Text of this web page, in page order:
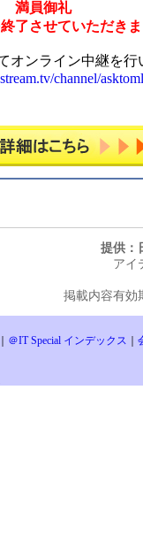
満員御礼
了させていただき
オンライン中継を行
channel/
提供：
アイ
掲載内容有効
＠IT Special インデックス